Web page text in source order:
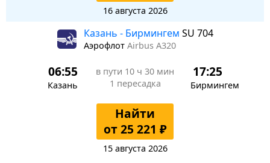
16 августа 2026
Казань - Бирмингем SU 704
Аэрофлот Airbus A320
06:55
Казань
в пути 10 ч 30 мин
1 пересадка
17:25
Бирмингем
Найти
от 25 221 ₽
15 августа 2026